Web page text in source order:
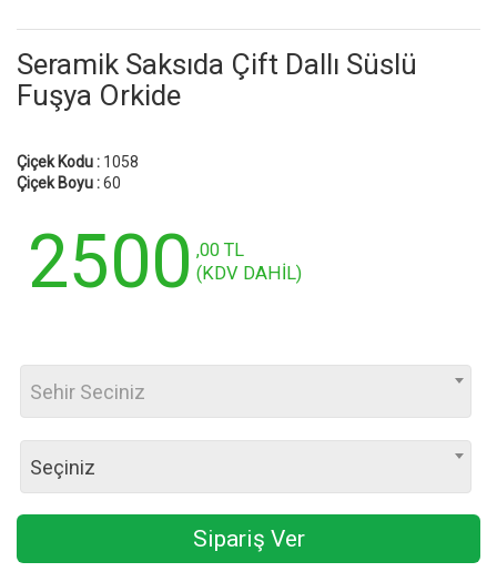
Seramik Saksıda Çift Dallı Süslü
Fuşya Orkide
Çiçek Kodu : 1058
Çiçek Boyu :60
2500 ,00 TL
(KDV DAHİL)
Sehir Seciniz
Seçiniz
Sipariş Ver